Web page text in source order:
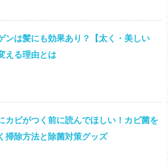
ンは髪にも効果あり？【太く・美しい
える理由とは
カビがつく前に読んでほしい！カビ菌を
掃除方法と除菌対策グッズ